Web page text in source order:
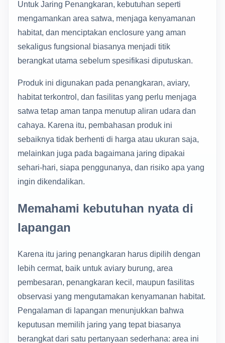
Untuk Jaring Penangkaran, kebutuhan seperti
mengamankan area satwa, menjaga kenyamanan
habitat, dan menciptakan enclosure yang aman
sekaligus fungsional biasanya menjadi titik
berangkat utama sebelum spesifikasi diputuskan.
Produk ini digunakan pada penangkaran, aviary,
habitat terkontrol, dan fasilitas yang perlu menjaga
satwa tetap aman tanpa menutup aliran udara dan
cahaya. Karena itu, pembahasan produk ini
sebaiknya tidak berhenti di harga atau ukuran saja,
melainkan juga pada bagaimana jaring dipakai
sehari-hari, siapa penggunanya, dan risiko apa yang
ingin dikendalikan.
Memahami kebutuhan nyata di
lapangan
Karena itu jaring penangkaran harus dipilih dengan
lebih cermat, baik untuk aviary burung, area
pembesaran, penangkaran kecil, maupun fasilitas
observasi yang mengutamakan kenyamanan habitat.
Pengalaman di lapangan menunjukkan bahwa
keputusan memilih jaring yang tepat biasanya
berangkat dari satu pertanyaan sederhana: area ini